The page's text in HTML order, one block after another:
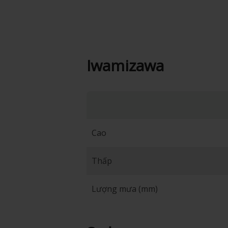
Iwamizawa
Cao
Thấp
Lượng mưa (mm)